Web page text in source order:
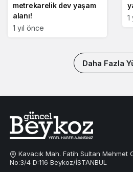
metrekarelik dev yaşam
alanı!
1 yıl önce
1
Daha Fazla
Kavacık Mah. Fatih Sultan Mehmet
No:3/4 D:116 Beykoz/İSTANBUL